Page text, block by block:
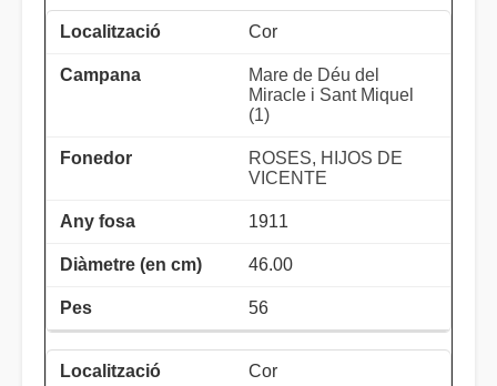
Cor
Mare de Déu del
Miracle i Sant Miquel
(1)
ROSES, HIJOS DE
VICENTE
1911
46.00
56
Cor